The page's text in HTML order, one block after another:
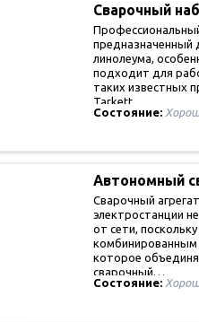
Сварочный
укладки…
предназначенный
линолеума,
подходит для
таких известных
Tarkett…
Состояние:
Автономный
Сварочный
электростанции
от сети,
комбинированным
которое
сварочный…
Состояние: